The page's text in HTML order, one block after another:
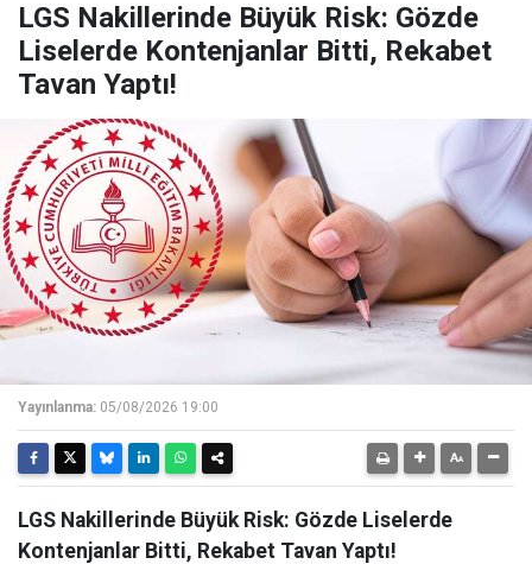
LGS Nakillerinde Büyük Risk: Gözde
Liselerde Kontenjanlar Bitti, Rekabet
Tavan Yaptı!
Yayınlanma: 05/08/2026 19:00
LGS Nakillerinde Büyük Risk: Gözde Liselerde
Kontenjanlar Bitti, Rekabet Tavan Yaptı!